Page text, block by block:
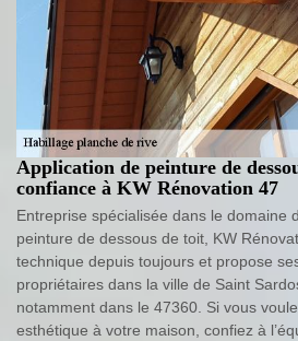
Application de peinture de
confiance à KW Rénovation 47
Entreprise spécialisée dans le domaine
peinture de dessous de toit, KW
technique depuis toujours et propose
propriétaires dans la ville de Saint
notamment dans le 47360. Si vous
esthétique à votre maison, confiez à